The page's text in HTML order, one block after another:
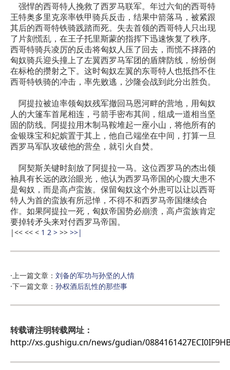
强悍的西哥特人挽救了西罗马联军。年过六旬的西哥特
王特奥多里克亲率铁甲骑兵反击，结果中箭落马，被紧跟
其后的西哥特铁骑践踏而死。失去首领的西哥特人只出现
了片刻慌乱，在王子托里斯蒙的指挥下迅速恢复了秩序。
西哥特骑兵凌厉的反击将匈奴人压了回去，而慌不择路的
匈奴骑兵迎头撞上了左翼西罗马军团的盾牌防线，纷纷倒
在标枪的攒射之下。这时匈奴左翼的东哥特人也抵挡不住
西哥特铁骑的冲击，率先败逃，沙隆会战到此分出胜负。
阿提拉被迫率领匈奴残军撤回马恩河畔的营地，用匈奴
人的大篷车首尾相连，弓箭手密布其间，组成一道相当坚
固的防线。阿提拉用木制马鞍堆起一座小山，将他所有的
金银珠宝和妃嫔置于其上，他自己端坐在中间，打算一旦
西罗马军队攻破他的营垒，就引火自焚。
阿契斯关键时刻放了阿提拉一马。这位西罗马的杰出领
袖具有长远的政治眼光，他认为西罗马帝国的心腹大患不
是匈奴，而是高卢蛮族。保留匈奴这个外患可以让以西哥
特人为首的蛮族有所忌惮，不得不和西罗马帝国继续合
作。如果阿提拉一死，匈奴帝国势必崩溃，高卢蛮族肯定
要掉转矛头来对付西罗马帝国。
|<< << < 1 2 > >> >>|
·上一篇文章： 刘备的军功与孙坚的人情
·下一篇文章： 孙权酒后乱性的那些事
转载请注明转载网址：
http://xs.gushigu.cn/news/gudian/